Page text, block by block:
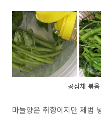
공심채 볶
마늘양은 취향이지만 제법